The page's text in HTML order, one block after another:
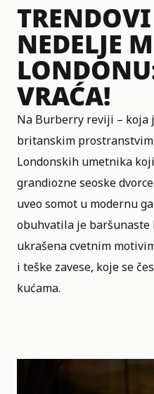
NEDELJE
VRAĆA!
Na Burberry reviji –
britanskim
Londonskih umetnika
grandiozne seoske
uveo somot u modernu
obuhvatila je baršunaste
ukrašena cvetnim
i teške zavese, koje se
kućama.